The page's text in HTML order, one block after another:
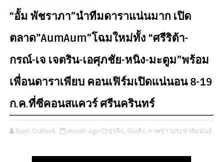
“อั้ม พัชราภา”นำทีมดาราแน่นมาก เปิด
ตลาด”AumAum”โฉมใหม่ทั้ง “ศรีริต้า-
กรณ์-เจ เจตริน-เอศุภชัย-หนิง-มะตูม”พร้อม
เพื่อนดาราเพียบ คอนเฟิร์มเปิดแน่นอน 8-19
ก.ค.ที่ซีคอนสแควร์ ศรีนครินทร์
Siam Outlook month ago ธุรกิจ, บันเทิง, ภาพข่าวประชาสัมพันธ์,